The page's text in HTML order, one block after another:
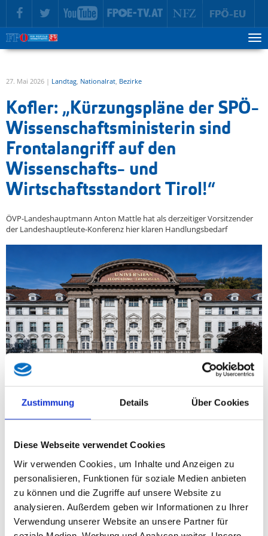
Zustimmung Details Über Cookies
Diese Webseite verwendet Cookies
Wir verwenden Cookies, um Inhalte und Anzeigen zu
personalisieren, Funktionen für soziale Medien anbieten
zu können und die Zugriffe auf unsere Website zu
analysieren. Außerdem geben wir Informationen zu Ihrer
Verwendung unserer Website an unsere Partner für
zur Hauptnavigation springen
zum Inhalt springen
27. Mai 2026 | Landtag, Nationalrat, Bezirke
Kofler: „Kürzungspläne der SPÖ-
Wissenschaftsministerin sind
Frontalangriff auf den
Wissenschafts- und
Wirtschaftsstandort Tirol!“
ÖVP-Landeshauptmann Anton Mattle hat als derzeitiger Vorsitzender
der Landeshauptleute-Konferenz hier klaren Handlungsbedarf
Die von SPÖ-Wissenschaftsministerin Eva-Maria Holzleitner
Universitäten betreffen auch Tirol schwer. Statt in Bildung,
Forschung und Zukunft zu investieren, setzt die
Bundesregierung den Sparstift an zentralen Einrichtungen wie
der Universität Innsbruck und der Medizinischen Universität
Innsbruck an. „Das ist ein Frontalangriff auf unseren
Wissenschafts- und Wirtschaftsstandort Tirol!“, erklärt die